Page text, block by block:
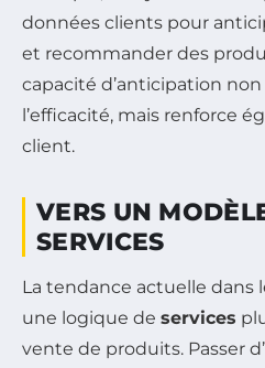
données clients pour
et recommander des
capacité d’anticipation
l’efficacité, mais renforce
client.
VERS UN
SERVICES
La tendance actuelle dans
une logique de services
vente de produits. Passer